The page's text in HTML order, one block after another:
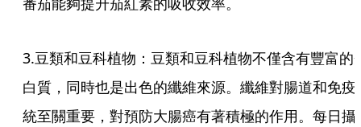
3.豆類和豆科植物：豆類和豆科植物不僅含有豐富的
白質，同時也是出色的纖維來源。纖維對腸道和免疫
統至關重要，對預防大腸癌有著積極的作用。每日攝